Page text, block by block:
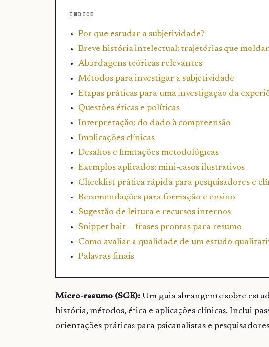
ÍNDICE
Por que estudar a subjetividade?
Breve história intelectual: trajetórias que
Abordagens teóricas relevantes
Métodos para investigar a subjetividade
Etapas práticas para uma investigação da
Questões éticas e políticas
Interpretação: do dado à compreensão
Implicações clínicas
Desafios e limitações metodológicas
Exemplos aplicados: mini-casos ilustrativos
Checklist prática rápida para pesquisadores e
Recomendações para formação e ensino
Sugestão de leitura e recursos internos
Snippet bait — frases prontas para resumo
Como avaliar a qualidade de um estudo
Palavras finais
Micro-resumo (SGE): Um guia abrangente sobre
história, métodos, ética e aplicações clínicas. Inclui
orientações práticas para psicanalistas e